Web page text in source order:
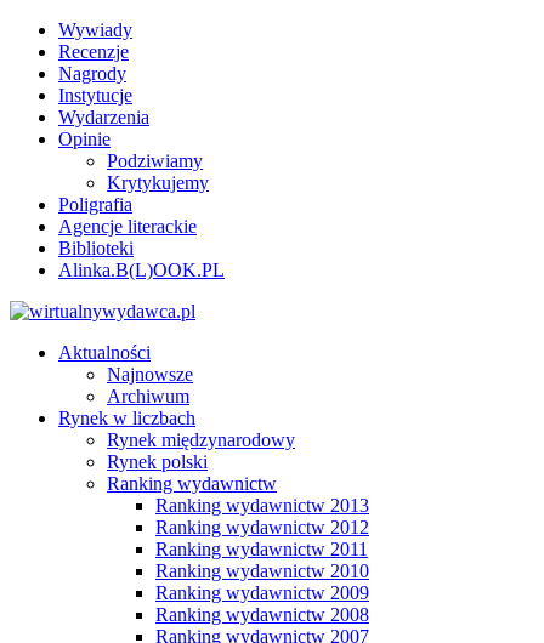
Wywiady
Recenzje
Nagrody
Instytucje
Wydarzenia
Opinie
Podziwiamy
Krytykujemy
Poligrafia
Agencje literackie
Biblioteki
Alinka.B(L)OOK.PL
Aktualności
Najnowsze
Archiwum
Rynek w liczbach
Rynek międzynarodowy
Rynek polski
Ranking wydawnictw
Ranking wydawnictw 2013
Ranking wydawnictw 2012
Ranking wydawnictw 2011
Ranking wydawnictw 2010
Ranking wydawnictw 2009
Ranking wydawnictw 2008
Ranking wydawnictw 2007